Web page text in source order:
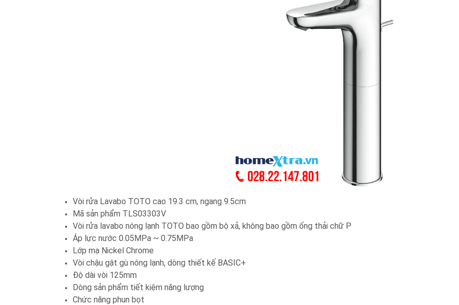
Vòi rửa Lavabo TOTO cao 19.3 cm, ngang 9.5cm
Mã sản phẩm TLS03303V
Vòi rửa lavabo nóng lạnh TOTO bao gồm bộ xả, không bao gồm ống thải chữ P
Áp lực nước 0.05MPa ~ 0.75MPa
Lớp mạ Nickel Chrome
Vòi chậu gật gù nóng lạnh, dòng thiết kế BASIC+
Độ dài vòi 125mm
Dòng sản phẩm tiết kiệm năng lượng
Chức năng phun bọt